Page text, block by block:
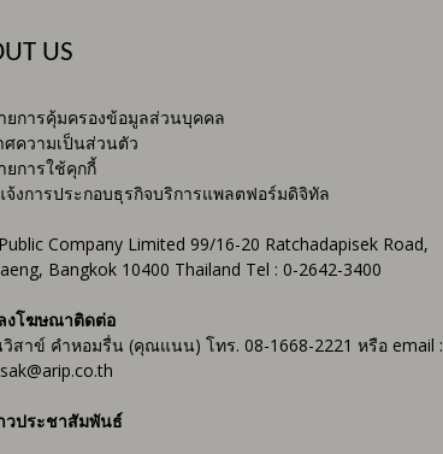
US
ยการคุ้มครองข้อมูลส่วนบุคคล
ศความเป็นส่วนตัว
ยการใช้คุกกี้
จ้งการประกอบธุรกิจบริการแพลตฟอร์มดิจิทัล
Company Limited 99/16-20 Ratchadapisek Road,
Bangkok 10400 Thailand Tel : 0-2642-3400
งโฆษณาติดต่อ
สาข์ คำหอมรื่น (คุณแนน) โทร. 08-1668-2221 หรือ email :
วประชาสัมพันธ์